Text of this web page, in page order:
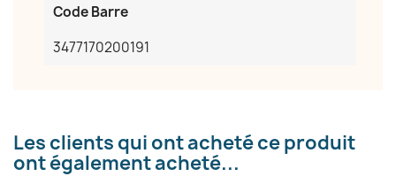
Code Barre
3477170200191
Les clients qui ont acheté ce produit
ont également acheté...